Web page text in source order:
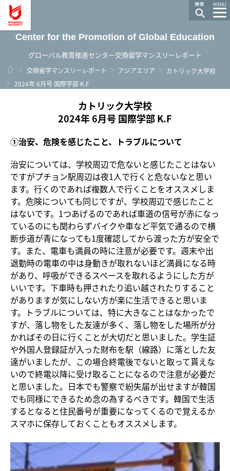
MENU
Center for the Promotion of Global Education
グローバル教育推進センター交換留学マンスリーレポート
ホーム
交換留学マンスリーレポート アジアエリア
カトリック大学校
2024年 6月号 国際学部 K.F
カトリック大学校
2024年 6月号 国際学部 K.F
①治安、危険を感じたこと、トラブルについて
治安については、学校周辺で危ないと感じたことはない
ですがプチョン駅周辺は夜1人で行くと危ないなと思い
ます。行くのであれば複数人で行くことをオススメしま
す。危険についても同じですが、学校周辺で感じたこと
はないです。1つあげるのであれば車道の信号が赤になっ
ているのにも関わらずバイクや車など平気で通るので横
断歩道が青になっても1度確認してから渡った方が安全で
す。また、電車も満員の時に注意が必要です。週末や出
退勤時の電車の中は身動きが取れないほど満員になる時
があり、呼吸ができるスペースを取れるようにした方が
いいです。下車時も押されたり追い越されたりすること
がありますが気にしない方が楽に生活できると思いま
す。トラブルについては、特に大きなことはなかったで
すが、落し物をした友達が多く、落し物をした場所が分
かればその日に行くことが大切だと思いました。学生証
や外国人登録証が入った財布を駅（線路）に落とした友
達がいましたが、この場合終電後でないと取って貰えな
いので終電以降に受け取ることになるので注意が必要だ
と思いました。日本でも警察で紛失届が出せますが韓国
でも同様にできるため念の為するべきです。韓国で生活
するとなると住民番号が重要になってくるので覚えるか
スマホに保存しておくこともオススメします。